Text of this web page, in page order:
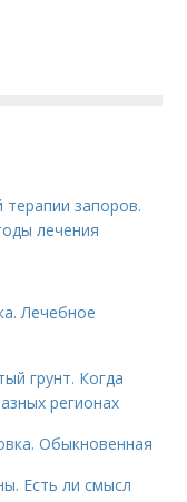
запоров.
лечения
Лечебное
грунт. Когда
регионах
Обыкновенная
Есть ли смысл